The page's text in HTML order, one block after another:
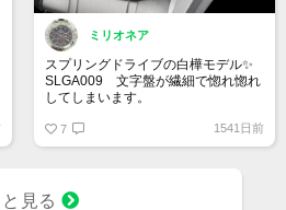
ミリオネア
スプリングドライブの白樺モデル✨
SLGA009 文字盤が繊細で惚れ惚れ
してしまいます。
7 1541日前
と見る